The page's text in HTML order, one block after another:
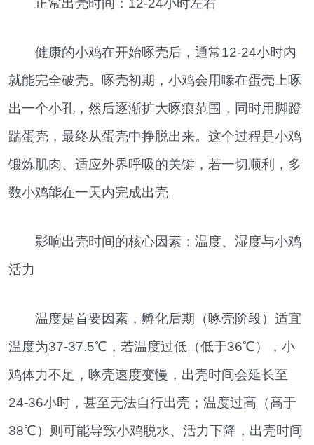
正常出壳时间：12-24小时左右
健康的小鸡在开始啄壳后，通常12-24小时内
就能完全破壳。啄壳初期，小鸡会用喙在蛋壳上啄
出一个小孔，然后逐渐扩大啄痕范围，同时用脚蹬
踹蛋壳，最终从蛋壳中挣脱出来。这个过程是小鸡
锻炼肌肉、适应外界呼吸的关键，若一切顺利，多
数小鸡能在一天内完成出壳。
影响出壳时间的核心因素：温度、湿度与小鸡
活力
温度是首要因素，孵化后期（啄壳阶段）适宜
温度为37-37.5℃，若温度过低（低于36℃），小
鸡体力不足，啄壳速度变慢，出壳时间会延长至
24-36小时，甚至无法自行出壳；温度过高（高于
38℃）则可能导致小鸡脱水、活力下降，出壳时间